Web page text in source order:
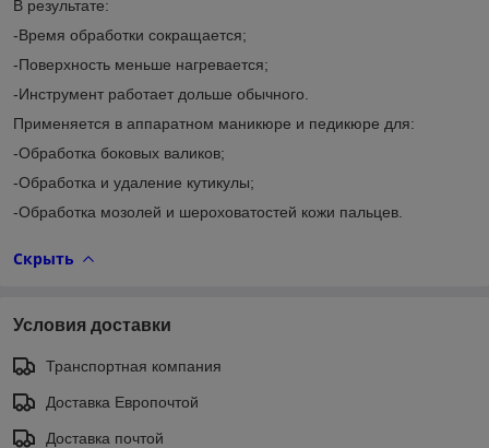
В результате:
-Время обработки сокращается;
-Поверхность меньше нагревается;
-Инструмент работает дольше обычного.
Применяется в аппаратном маникюре и педикюре для:
-Обработка боковых валиков;
-Обработка и удаление кутикулы;
-Обработка мозолей и шероховатостей кожи пальцев.
Скрыть
Условия доставки
Транспортная компания
Доставка Европочтой
Доставка почтой